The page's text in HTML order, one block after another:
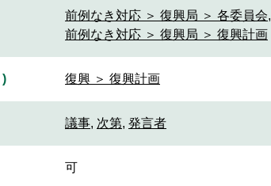
前例なき対応 ＞ 復興局 ＞ 各委員会,
前例なき対応 ＞ 復興局 ＞ 復興計画
) 復興 ＞ 復興計画
議事, 次第, 発言者
可